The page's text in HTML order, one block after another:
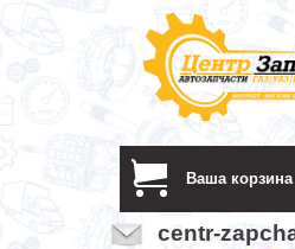
Ваша корзина
centr-